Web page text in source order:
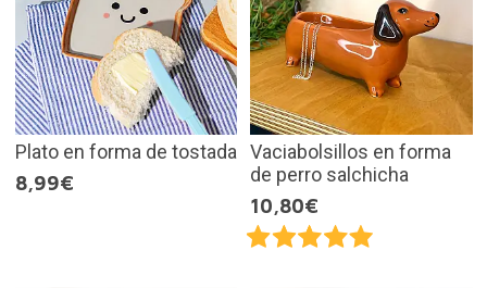
Plato en forma de tostada
8,99€
Vaciabolsillos en forma
de perro salchicha
10,80€